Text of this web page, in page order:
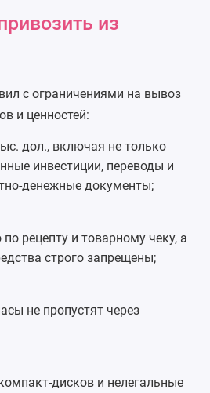
из
с ограничениями на вывоз
и ценностей:
дол., включая не только
инвестиции, переводы и
денежные документы;
рецепту и товарному чеку, а
строго запрещены;
не пропустят через
дисков и нелегальные